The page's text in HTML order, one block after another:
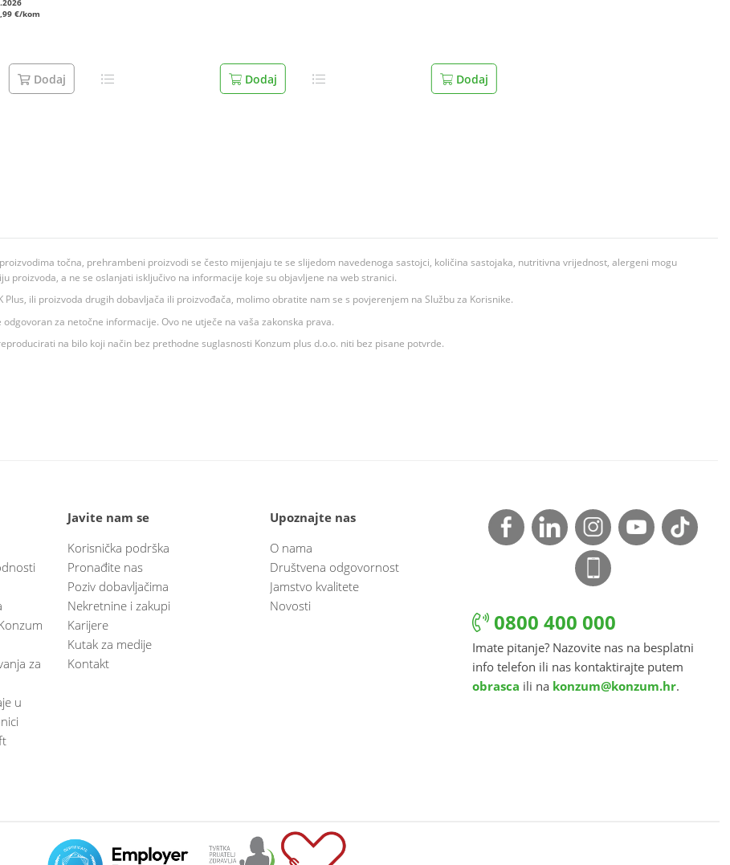
€/kom
Dodaj Dodaj Dodaj
točna, prehrambeni proizvodi se često mijenjaju te se slijedom navedenoga sastojci, količina sastojaka, nutritivna vrijednost, alergeni mogu
a ne se oslanjati isključivo na informacije koje su objavljene na web stranici.
ili proizvoda drugih dobavljača ili proizvođača, molimo obratite nam se s povjerenjem na Službu za Korisnike.
za netočne informacije. Ovo ne utječe na vaša zakonska prava.
na bilo koji način bez prethodne suglasnosti Konzum plus d.o.o. niti bez pisane potvrde.
za
u
Javite nam se
Korisnička podrška
Pronađite nas
Poziv dobavljačima
Nekretnine i zakupi
Karijere
Kutak za medije
Kontakt
Upoznajte nas
O nama
Društvena odgovornost
Jamstvo kvalitete
Novosti
0800 400 000
Imate pitanje? Nazovite nas na besplatni
info telefon ili nas kontaktirajte putem
obrasca ili na konzum@konzum.hr.